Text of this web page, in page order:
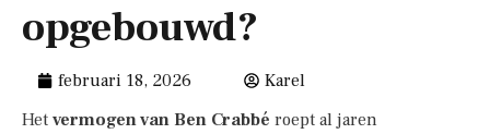
opgebouwd?
februari 18, 2026
Karel
Het vermogen van Ben Crabbé roept al jaren